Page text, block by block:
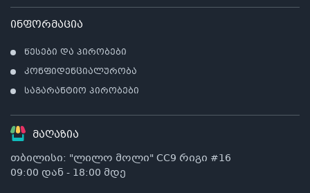
ინფორმაცია
წესები და პირობები
კონფიდენციალურობა
საგარანტიო პირობები
მაღაზია
თბილისი: "ლილო მოლი" CC9 რიგი #16
09:00 დან - 18:00 მდე